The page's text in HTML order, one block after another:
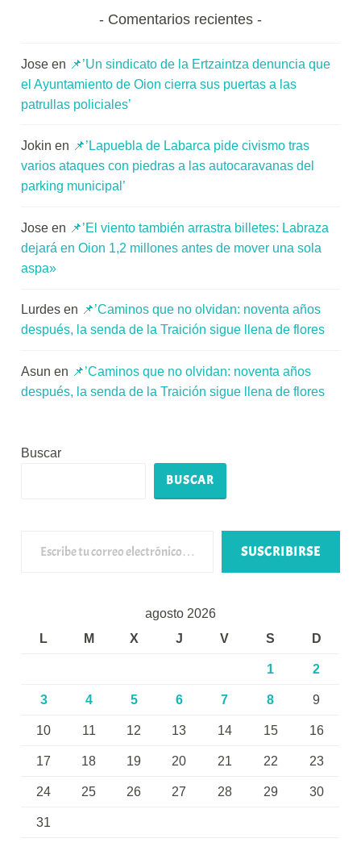
Comentarios recientes
Jose en 📌’Un sindicato de la Ertzaintza denuncia que
el Ayuntamiento de Oion cierra sus puertas a las
patrullas policiales’
Jokin en 📌’Lapuebla de Labarca pide civismo tras
varios ataques con piedras a las autocaravanas del
parking municipal’
Jose en 📌’El viento también arrastra billetes: Labraza
dejará en Oion 1,2 millones antes de mover una sola
aspa»
Lurdes en 📌’Caminos que no olvidan: noventa años
después, la senda de la Traición sigue llena de flores
Asun en 📌’Caminos que no olvidan: noventa años
después, la senda de la Traición sigue llena de flores
Buscar
BUSCAR
SUSCRIBIRSE
agosto 2026
L
M X J V S D
1 2
3 4 5 6 7 8 9
10 11 12 13 14 15 16
17 18 19 20 21 22 23
24 25 26 27 28 29 30
31